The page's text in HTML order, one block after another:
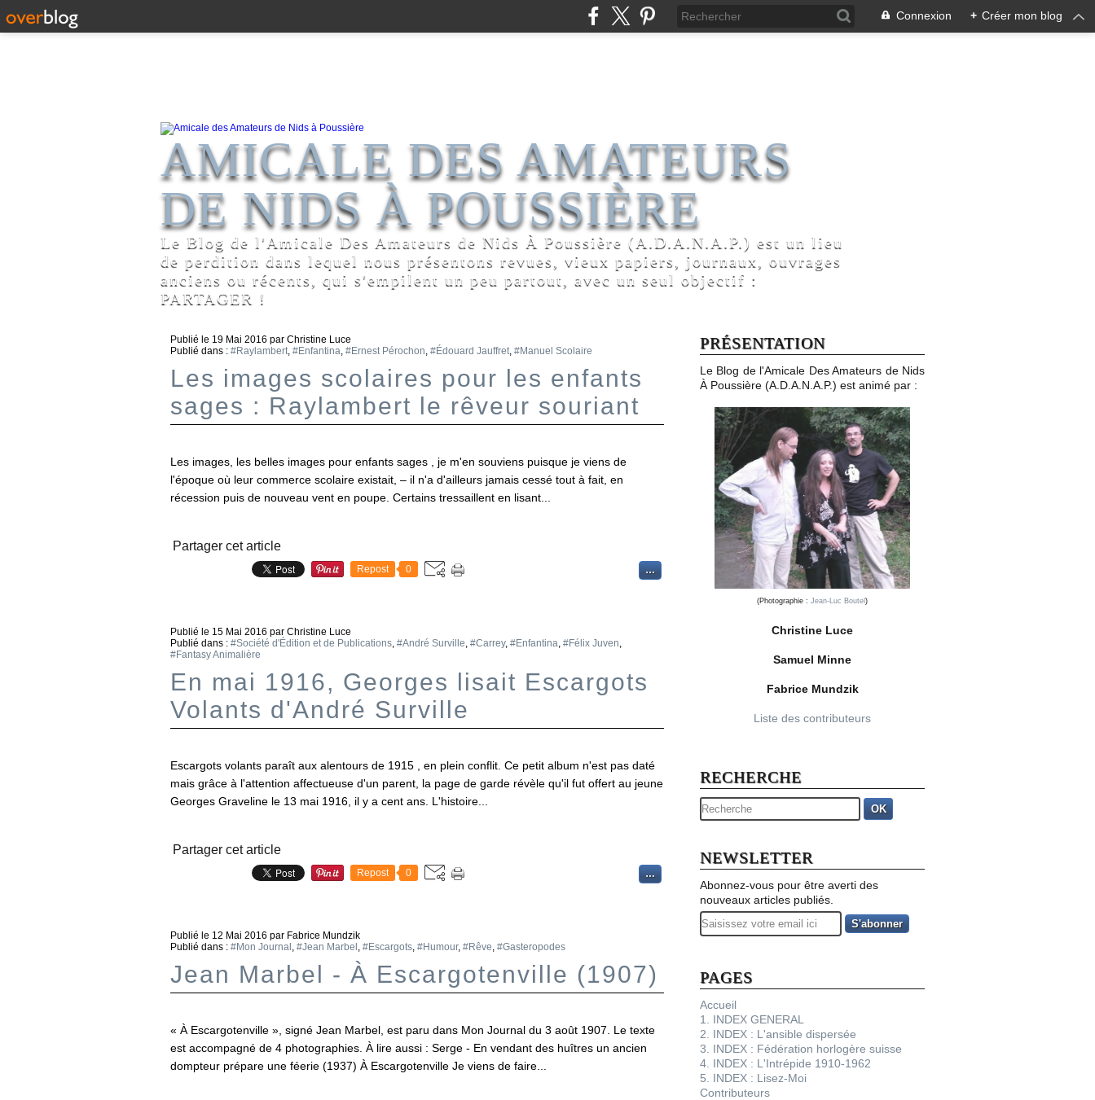
Connexion + Créer mon blog
AMICALE DES AMATEURS
DE NIDS À POUSSIÈRE
Le Blog de l'Amicale Des Amateurs de Nids À Poussière (A.D.A.N.A.P.) est un lieu
de perdition dans lequel nous présentons revues, vieux papiers, journaux, ouvrages
anciens ou récents, qui s'empilent un peu partout, avec un seul objectif :
PARTAGER !
Publié le 19 Mai 2016 par Christine Luce
Publié dans : #Raylambert, #Enfantina, #Ernest Pérochon, #Édouard Jauffret, #Manuel Scolaire
Les images scolaires pour les enfants
sages : Raylambert le rêveur souriant
Les images, les belles images pour enfants sages , je m'en souviens puisque je viens de
l'époque où leur commerce scolaire existait, – il n'a d'ailleurs jamais cessé tout à fait, en
récession puis de nouveau vent en poupe. Certains tressaillent en lisant...
Partager cet article
Repost 0 …
Publié le 15 Mai 2016 par Christine Luce
Publié dans : #Société d'Édition et de Publications, #André Surville, #Carrey, #Enfantina, #Félix Juven,
#Fantasy Animalière
En mai 1916, Georges lisait Escargots
Volants d'André Surville
Escargots volants paraît aux alentours de 1915 , en plein conflit. Ce petit album n'est pas daté
mais grâce à l'attention affectueuse d'un parent, la page de garde révèle qu'il fut offert au jeune
Georges Graveline le 13 mai 1916, il y a cent ans. L'histoire...
Partager cet article
Repost 0 …
Publié le 12 Mai 2016 par Fabrice Mundzik
Publié dans : #Mon Journal , #Jean Marbel , #Escargots, #Humour, #Rêve, #Gasteropodes
Jean Marbel - À Escargotenville (1907)
« À Escargotenville », signé Jean Marbel, est paru dans Mon Journal du 3 août 1907. Le texte
est accompagné de 4 photographies. À lire aussi : Serge - En vendant des huîtres un ancien
dompteur prépare une féerie (1937) À Escargotenville Je viens de faire...
PRÉSENTATION
Le Blog de l'Amicale Des Amateurs de Nids
À Poussière (A.D.A.N.A.P.) est animé par :
(Photographie : Jean-Luc Boutel )
Christine Luce
Samuel Minne
Fabrice Mundzik
Liste des contributeurs
RECHERCHE
OK
NEWSLETTER
Abonnez-vous pour être averti des
nouveaux articles publiés.
Email
PAGES
Accueil
1. INDEX GENERAL
2. INDEX : L'ansible dispersée
3. INDEX : Fédération horlogère suisse
4. INDEX : L'Intrépide 1910-1962
5. INDEX : Lisez-Moi
Contributeurs